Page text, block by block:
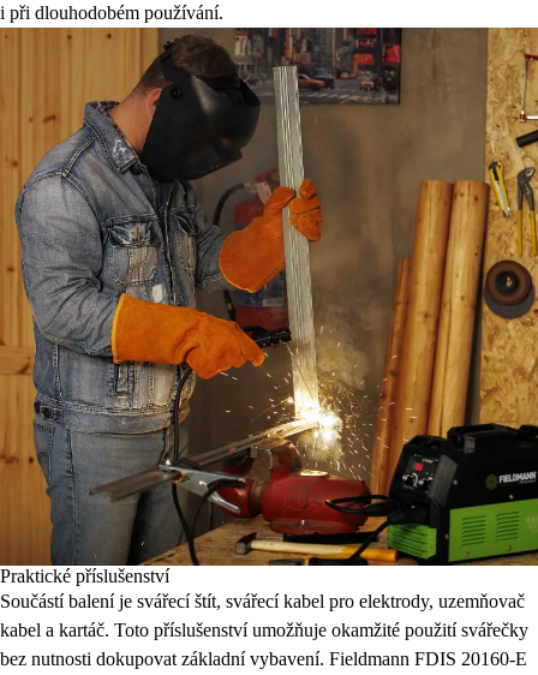
i při dlouhodobém používání.
Praktické příslušenství
Součástí balení je svářecí štít, svářecí kabel pro elektrody, uzemňovač
kabel a kartáč. Toto příslušenství umožňuje okamžité použití svářečky
bez nutnosti dokupovat základní vybavení. Fieldmann FDIS 20160-E